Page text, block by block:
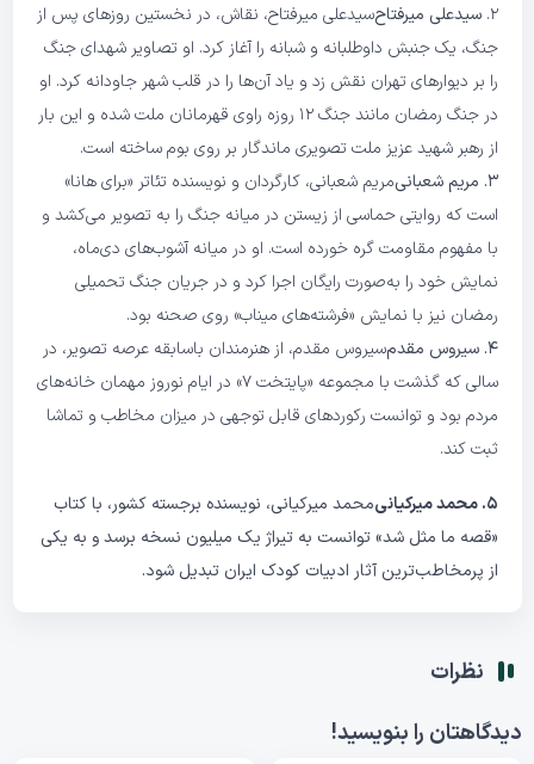
۲. سیدعلی میرفتاحسیدعلی میرفتاح، نقاش، در نخستین روزهای پس از
جنگ، یک جنبش داوطلبانه و شبانه را آغاز کرد. او تصاویر شهدای جنگ
را بر دیوارهای تهران نقش زد و یاد آن‌ها را در قلب شهر جاودانه کرد. او
در جنگ رمضان مانند جنگ ۱۲ روزه راوی قهرمانان ملت شده و این بار
از رهبر شهید عزیز ملت تصویری ماندگار بر روی بوم ساخته است.
۳. مریم شعبانی
مریم شعبانی، کارگردان و نویسنده تئاتر «برای هانا»
است که روایتی حماسی از زیستن در میانه جنگ را به تصویر می‌کشد و
با مفهوم مقاومت گره خورده است. او در میانه آشوب‌های دی‌ماه،
نمایش خود را به‌صورت رایگان اجرا کرد و در جریان جنگ تحمیلی
رمضان نیز با نمایش «فرشته‌های میناب» روی صحنه بود.
۴. سیروس مقدم
سیروس مقدم، از هنرمندان باسابقه عرصه تصویر، در
سالی که گذشت با مجموعه «پایتخت ۷» در ایام نوروز مهمان خانه‌های
مردم بود و توانست رکوردهای قابل توجهی در میزان مخاطب و تماشا
ثبت کند.
۵. محمد میرکیانی
محمد میرکیانی، نویسنده برجسته کشور، با کتاب
«قصه ما مثل شد» توانست به تیراژ یک میلیون نسخه برسد و به یکی
از پرمخاطب‌ترین آثار ادبیات کودک ایران تبدیل شود.
نظرات
دیدگاهتان را بنویسید!